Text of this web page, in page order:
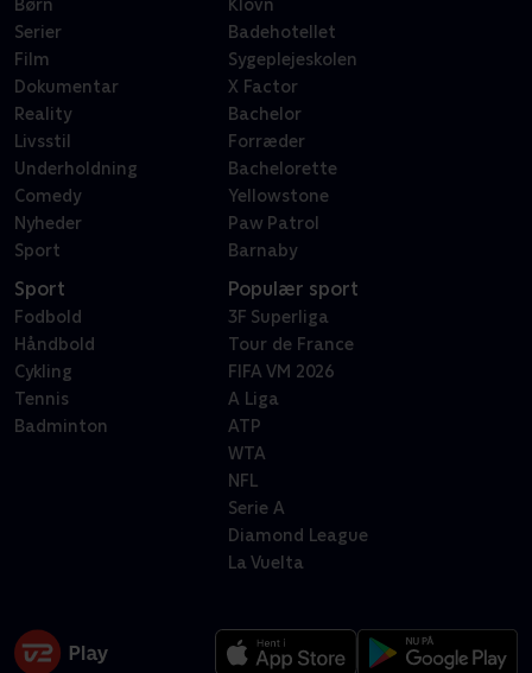
Børn
Serier
Film
Dokumentar
Reality
Livsstil
Underholdning
Comedy
Nyheder
Sport
Klovn
Badehotellet
Sygeplejeskolen
X Factor
Bachelor
Forræder
Bachelorette
Yellowstone
Paw Patrol
Barnaby
Sport
Fodbold
Håndbold
Cykling
Tennis
Badminton
Populær sport
3F Superliga
Tour de France
FIFA VM 2026
A Liga
ATP
WTA
NFL
Serie A
Diamond League
La Vuelta